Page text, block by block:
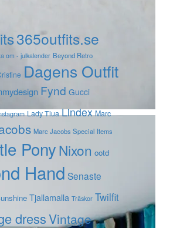
365outfits.se
om - julkalender Beyond Retro
Dagens Outfit
Fynd Gucci
Lady Tiua Lindex Marc
Marc Jacobs Special Items
PonyNixon ootd
Hand Senaste
Tjallamalla Träskor Twilfit
dressVintage